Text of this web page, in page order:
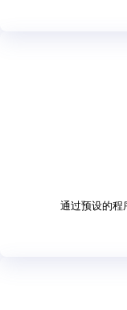
通过预设的程